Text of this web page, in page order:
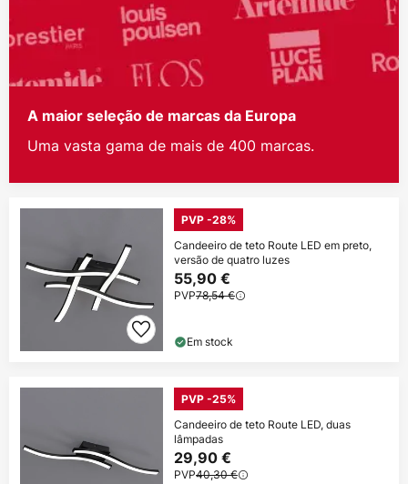
A maior seleção de marcas da Europa
Uma vasta gama de mais de 400 marcas.
PVP -28%
Candeeiro de teto Route LED em preto,
versão de quatro luzes
55,90 €
PVP78,54 €
Em stock
PVP -25%
Candeeiro de teto Route LED, duas
lâmpadas
29,90 €
PVP40,30 €